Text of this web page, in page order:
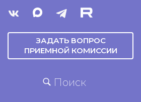
ЗАДАТЬ ВОПРОС
ПРИЕМНОЙ КОМИССИИ
Поиск